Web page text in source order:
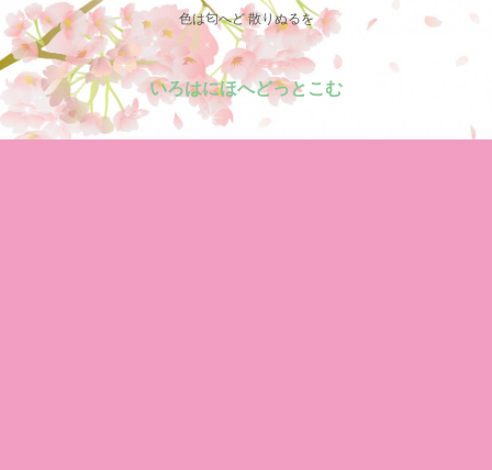
色は匂へど 散りぬるを
いろはにほへどっとこむ